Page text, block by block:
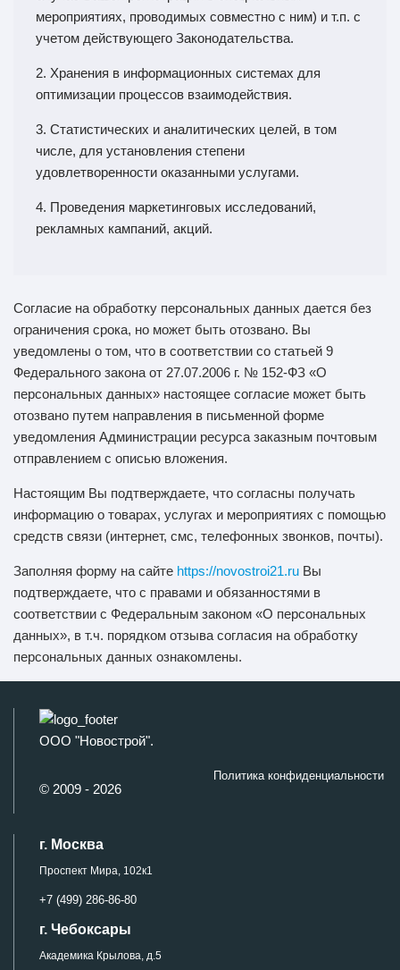
мероприятиях, проводимых совместно с ним) и т.п. с
учетом действующего Законодательства.
2. Хранения в информационных системах для
оптимизации процессов взаимодействия.
3. Статистических и аналитических целей, в том
числе, для установления степени
удовлетворенности оказанными услугами.
4. Проведения маркетинговых исследований,
рекламных кампаний, акций.
Согласие на обработку персональных данных дается без
ограничения срока, но может быть отозвано. Вы
уведомлены о том, что в соответствии со статьей 9
Федерального закона от 27.07.2006 г. № 152-ФЗ «О
персональных данных» настоящее согласие может быть
отозвано путем направления в письменной форме
уведомления Администрации ресурса заказным почтовым
отправлением с описью вложения.
Настоящим Вы подтверждаете, что согласны получать
информацию о товарах, услугах и мероприятиях с помощью
средств связи (интернет, смс, телефонных звонков, почты).
Заполняя форму на сайте https://novostroi21.ru Вы
подтверждаете, что с правами и обязанностями в
соответствии с Федеральным законом «О персональных
данных», в т.ч. порядком отзыва согласия на обработку
персональных данных ознакомлены.
ООО "Новострой".
© 2009 - 2026
Политика конфиденциальности
г. Москва
Проспект Мира, 102к1
+7 (499) 286-86-80
г. Чебоксары
Академика Крылова, д.5